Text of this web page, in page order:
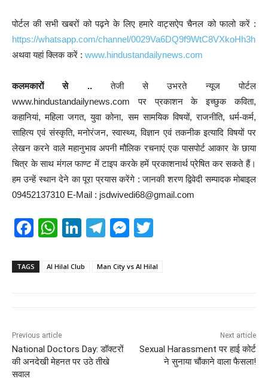
पोर्टल की सभी खबरों को पढ़ने के लिए हमारे वाट्सऐप चैनल को फालो करें :
https://whatsapp.com/channel/0029Va6DQ9f9WtC8VXkoHh3h
अथवा यहां क्लिक करें : www.hindustandailynews.com
कलमकारों से ..तेजी से उभरते न्यूज पोर्टल
www.hindustandailynews.com पर प्रकाशन के इच्छुक कविता,
कहानियां, महिला जगत, युवा कोना, सम सामयिक विषयों, राजनीति, धर्म-कर्म,
साहित्य एवं संस्कृति, मनोरंजन, स्वास्थ्य, विज्ञान एवं तकनीक इत्यादि विषयों पर
लेखन करने वाले महानुभाव अपनी मौलिक रचनाएं एक पासपोर्ट आकार के छाया
चित्र के साथ मंगल फाण्ट में टाइप करके हमें प्रकाशनार्थ प्रेषित कर सकते हैं।
हम उन्हें स्थान देने का पूरा प्रयास करेंगे : जानकी शरण द्विवेदी सम्पादक मोबाइल
09452137310 E-Mail : jsdwivedi68@gmail.com
F
c
o
k
W
at
p
Li
k
T
e
M
ss
er
tt
TAGS Al Hilal Club Man City vs Al Hilal
Previous article
National Doctors Day: डॉक्टरों
की अनदेखी मेहनत पर उठे तीखे
सवाल
Next article
Sexual Harassment पर हाई कोर्ट
ने सुनाया चौंकाने वाला फैसला!